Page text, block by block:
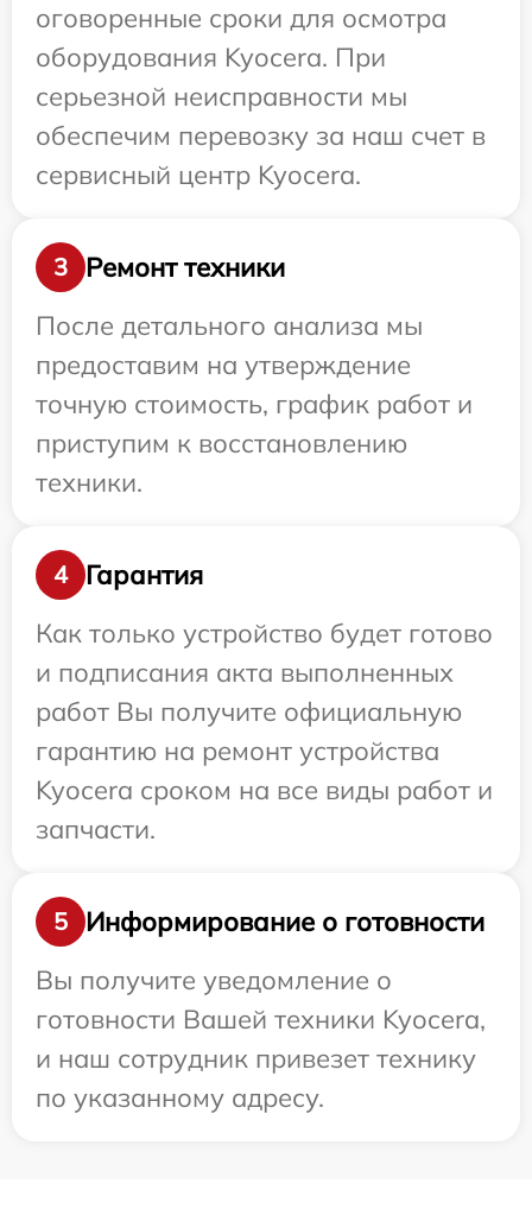
оговоренные сроки для осмотра
оборудования Kyocera. При
серьезной неисправности мы
обеспечим перевозку за наш счет в
сервисный центр Kyocera.
3
Ремонт техники
После детального анализа мы
предоставим на утверждение
точную стоимость, график работ и
приступим к восстановлению
техники.
4
Гарантия
Как только устройство будет готово
и подписания акта выполненных
работ Вы получите официальную
гарантию на ремонт устройства
Kyocera сроком на все виды работ и
запчасти.
5
Информирование о готовности
Вы получите уведомление о
готовности Вашей техники Kyocera,
и наш сотрудник привезет технику
по указанному адресу.